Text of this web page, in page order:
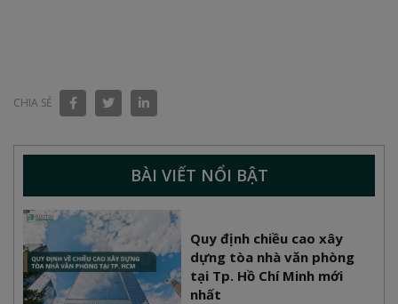
CHIA SẺ
BÀI VIẾT NỔI BẬT
Quy định chiều cao xây
dựng tòa nhà văn phòng
tại Tp. Hồ Chí Minh mới
nhất